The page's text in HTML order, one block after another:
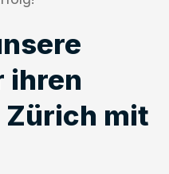
ihren
Zürich mit